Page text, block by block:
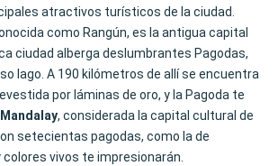
atractivos turísticos de la ciudad.
como Rangún, es la antigua capital
ciudad alberga deslumbrantes Pagodas,
lago. A 190 kilómetros de allí se encuentra
por láminas de oro, y la Pagoda te
Mandalay, considerada la capital cultural de
setecientas pagodas, como la de
colores vivos te impresionarán.